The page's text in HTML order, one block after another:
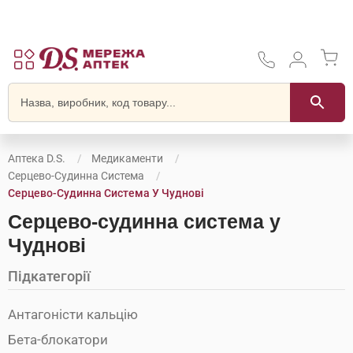
Аптека D.S.
Медикаменти
Серцево-Судинна Система
Серцево-Судинна Система У Чуднові
Серцево-судинна система у
Чуднові
Підкатегорії
Антагоністи кальцію
Бета-блокатори